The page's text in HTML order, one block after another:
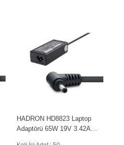
HADRON HD8823 Laptop
Adaptörü 65W 19V 3.42A